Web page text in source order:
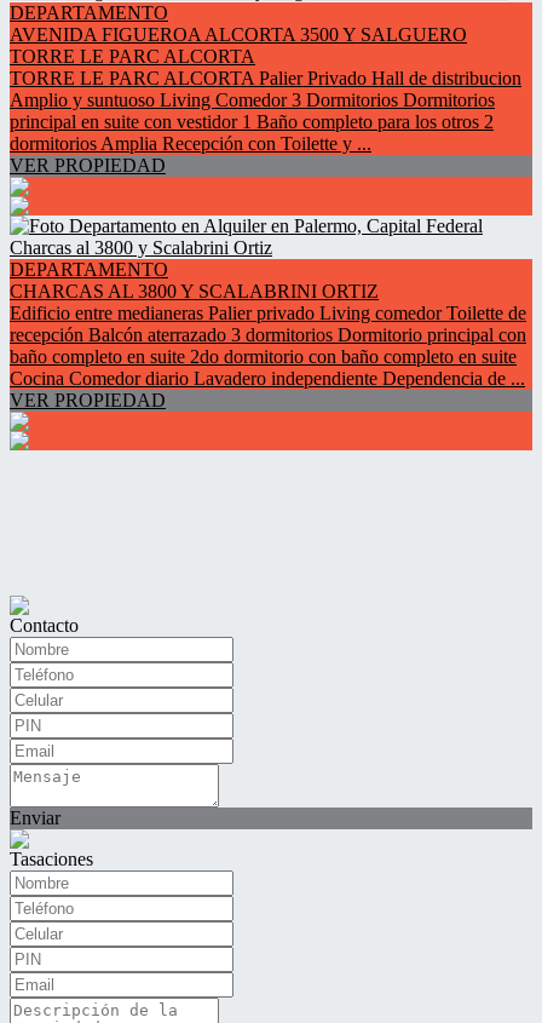
DEPARTAMENTO
AVENIDA FIGUEROA ALCORTA 3500 Y SALGUERO
TORRE LE PARC ALCORTA
TORRE LE PARC ALCORTA Palier Privado Hall de distribucion
Amplio y suntuoso Living Comedor 3 Dormitorios Dormitorios
principal en suite con vestidor 1 Baño completo para los otros 2
dormitorios Amplia Recepción con Toilette y ...
VER PROPIEDAD
DEPARTAMENTO
CHARCAS AL 3800 Y SCALABRINI ORTIZ
Edificio entre medianeras Palier privado Living comedor Toilette de
recepción Balcón aterrazado 3 dormitorios Dormitorio principal con
baño completo en suite 2do dormitorio con baño completo en suite
Cocina Comedor diario Lavadero independiente Dependencia de ...
VER PROPIEDAD
Contacto
Enviar
Tasaciones